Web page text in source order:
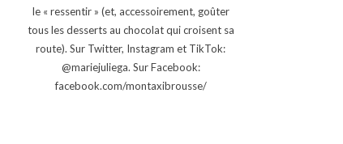
le « ressentir » (et, accessoirement, goûter
tous les desserts au chocolat qui croisent sa
route). Sur Twitter, Instagram et TikTok:
@mariejuliega. Sur Facebook:
facebook.com/montaxibrousse/